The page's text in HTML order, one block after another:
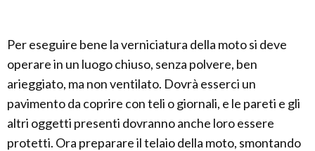
Per eseguire bene la verniciatura della moto si deve
operare in un luogo chiuso, senza polvere, ben
arieggiato, ma non ventilato. Dovrà esserci un
pavimento da coprire con teli o giornali, e le pareti e gli
altri oggetti presenti dovranno anche loro essere
protetti. Ora preparare il telaio della moto, smontando